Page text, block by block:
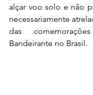
alçar voo solo e não
necessariamente
das
Bandeirante no Brasil.